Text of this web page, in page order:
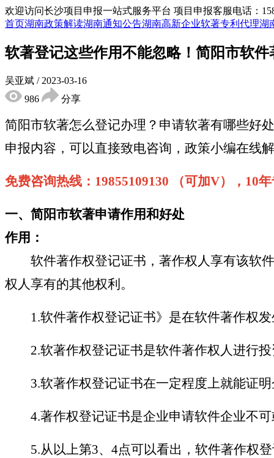
欢迎访问长沙项目申报一站式服务平台 项目申报客服电话：
首页湖南政策解读湖南通知公告湖南高新企业软著专利代理湖
软著登记这些作用不能忽略！简阳市软
吴亚斌 / 2023-03-16
986
分享
简阳市软著怎么登记办理？申请软著有哪些好
申报内容，可以直接致电咨询，政策小编在线
免费咨询热线： 19855109130 （可加V），10
一、简阳市软著申请作用和好处
作用：
软件著作权登记证书，著作权人享有该软件
权人享有的其他权利。
1.软件著作权登记证书》是在软件著作权
2.软著作权登记证书是软件著作权人进行
3.软著作权登记证书在一定程度上就能证
4.著作权登记证书是企业申请软件企业不
5.从以上第3、4点可以看出，软件著作权